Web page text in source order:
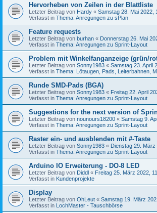
Hervorheben von Zeilen in der Blattliste
Letzter Beitrag von Hardy « Samstag 28. Mai 2022,
Verfasst in Thema: Anregungen zu sPlan
Feature requests
Letzter Beitrag von burhan « Donnerstag 26. Mai
Verfasst in Thema: Anregungen zu Sprint-Layout
Problem mit Winkelfanganzeige (grün/
Letzter Beitrag von Sonny1983 « Samstag 23. April
Verfasst in Thema: Lötaugen, Pads, Leiterbahnen,
Runde SMD-Pads (BGA)
Letzter Beitrag von Sonny1983 « Freitag 22. April
Verfasst in Thema: Anregungen zu Sprint-Layout
Suggestions for the next version of
Letzter Beitrag von nounours18200 « Samstag 9.
Verfasst in Thema: Anregungen zu Sprint-Layout
Raster ein- und ausblenden mit #-Taste
Letzter Beitrag von Sonny1983 « Dienstag 29. März
Verfasst in Thema: Anregungen zu Sprint-Layout
Arduino IO Erweiterung - DO-8 LED
Letzter Beitrag von Diddl « Freitag 25. März 2022,
Verfasst in Kundenprojekte
Display
Letzter Beitrag von OhLeut « Samstag 19. März
Verfasst in LochMaster - Tauschbörse